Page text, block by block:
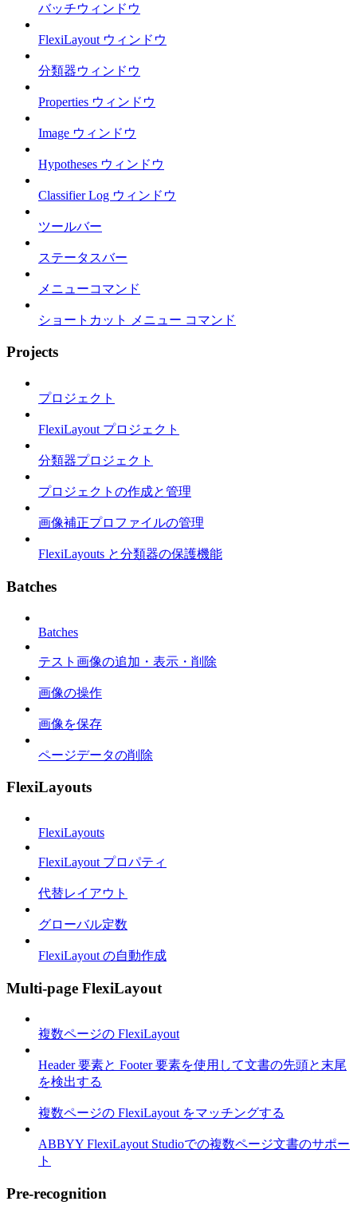
バッチウィンドウ
FlexiLayout ウィンドウ
分類器ウィンドウ
Properties ウィンドウ
Image ウィンドウ
Hypotheses ウィンドウ
Classifier Log ウィンドウ
ツールバー
ステータスバー
メニューコマンド
ショートカット メニュー コマンド
Projects
プロジェクト
FlexiLayout プロジェクト
分類器プロジェクト
プロジェクトの作成と管理
画像補正プロファイルの管理
FlexiLayouts と分類器の保護機能
Batches
Batches
テスト画像の追加・表示・削除
画像の操作
画像を保存
ページデータの削除
FlexiLayouts
FlexiLayouts
FlexiLayout プロパティ
代替レイアウト
グローバル定数
FlexiLayout の自動作成
Multi-page FlexiLayout
複数ページの FlexiLayout
Header 要素と Footer 要素を使用して文書の先頭と末尾
を検出する
複数ページの FlexiLayout をマッチングする
ABBYY FlexiLayout Studioでの複数ページ文書のサポー
ト
Pre-recognition